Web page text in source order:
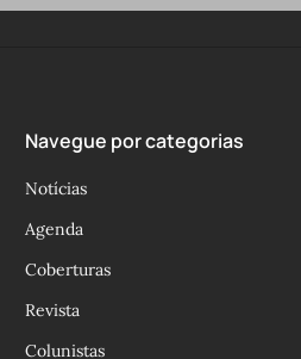
Navegue por categorias
Notícias
Agenda
Coberturas
Revista
Colunistas